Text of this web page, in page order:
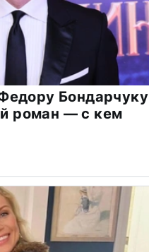
Бондарчуку
роман — с кем